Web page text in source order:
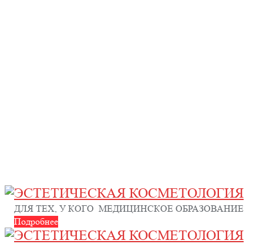
ЭСТЕТИЧЕСКАЯ КОСМЕТОЛОГИЯ
ДЛЯ ТЕХ, У КОГО МЕДИЦИНСКОЕ ОБРАЗОВАНИЕ
Подробнее
ЭСТЕТИЧЕСКАЯ КОСМЕТОЛОГИЯ